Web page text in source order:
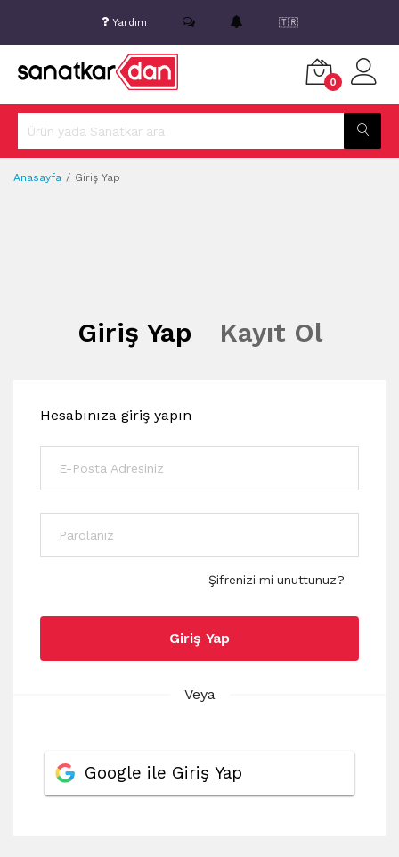
Yardım 🇹🇷
0
Anasayfa Giriş Yap
Giriş Yap Kayıt Ol
Hesabınıza giriş yapın
Şifrenizi mi unuttunuz?
Giriş Yap
Veya
Google ile Giriş Yap